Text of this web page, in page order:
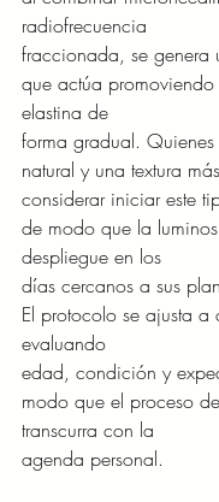
radiofrecuencia
fraccionada, se genera
que actúa
elastina de
forma gradual.
natural y una textura
considerar iniciar este
de modo que la
despliegue en los
días cercanos a sus
El protocolo se ajusta a
evaluando
edad, condición y
modo que el proceso
transcurra con la
agenda personal.